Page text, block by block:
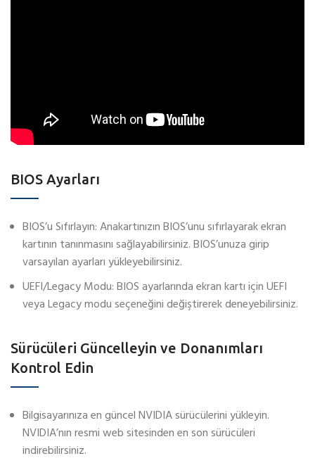
BIOS Ayarları
BIOS’u Sıfırlayın: Anakartınızın BIOS’unu sıfırlayarak ekran
kartının tanınmasını sağlayabilirsiniz. BIOS’unuza girip
varsayılan ayarları yükleyebilirsiniz.
UEFI/Legacy Modu: BIOS ayarlarında ekran kartı için UEFI
veya Legacy modu seçeneğini değiştirerek deneyebilirsiniz.
Sürücüleri Güncelleyin ve Donanımları
Kontrol Edin
Bilgisayarınıza en güncel NVIDIA sürücülerini yükleyin.
NVIDIA’nın resmi web sitesinden en son sürücüleri
indirebilirsiniz.